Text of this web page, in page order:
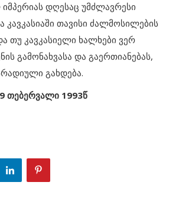
დღესაც უმძლავრესი
კავკასიაში თავისი ძალმოსილების
თუ კავკასიელი ხალხები ვერ
გამონახვასა და გაერთიანებას,
გახდება.
თებერვალი 1993წ